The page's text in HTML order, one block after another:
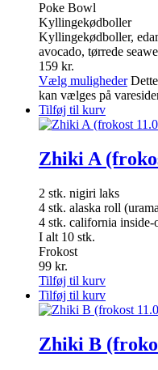
Poke Bowl
Kyllingekødboller
Kyllingekødboller,
avocado, tørrede
159 kr.
Vælg muligheder
kan vælges på
Tilføj til kurv
Zhiki A
2 stk. nigiri laks
4 stk. alaska roll
4 stk. california inside-
I alt 10 stk.
Frokost
99 kr.
Tilføj til kurv
Tilføj til kurv
Zhiki B